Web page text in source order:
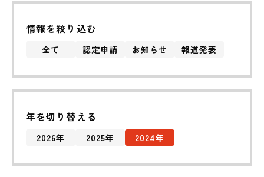
情報を絞り込む
全て 認定申請 お知らせ 報道発表
年を切り替える
2026 2025 2024
お知らせ
報道発表